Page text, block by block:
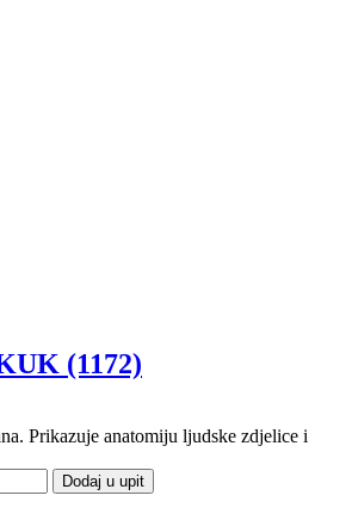
(1172)
Prikazuje anatomiju ljudske zdjelice i
Dodaj u upit